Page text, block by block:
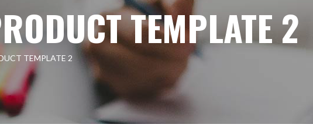
TEMPLATE 2
TEMPLATE 2